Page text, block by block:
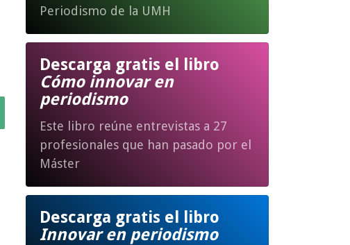
Periodismo de la UMH
Descarga gratis el libro
Cómo innovar en
periodismo
Este libro reúne entrevistas a 27
profesionales que han pasado por el
Máster
Descarga gratis el libro
Innovar en periodismo